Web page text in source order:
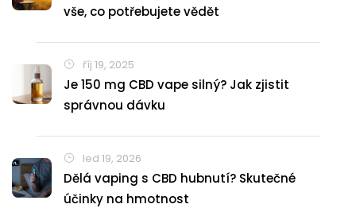
vše, co potřebujete vědět
říj 19, 2025
Je 150 mg CBD vape silný? Jak zjistit
správnou dávku
led 19, 2026
Dělá vaping s CBD hubnutí? Skutečné
účinky na hmotnost